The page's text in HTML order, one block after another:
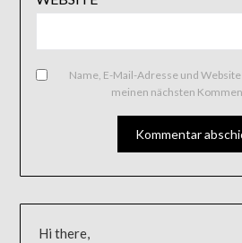
Name, E-Mail-Adresse und
meinen nächsten
Hi there,